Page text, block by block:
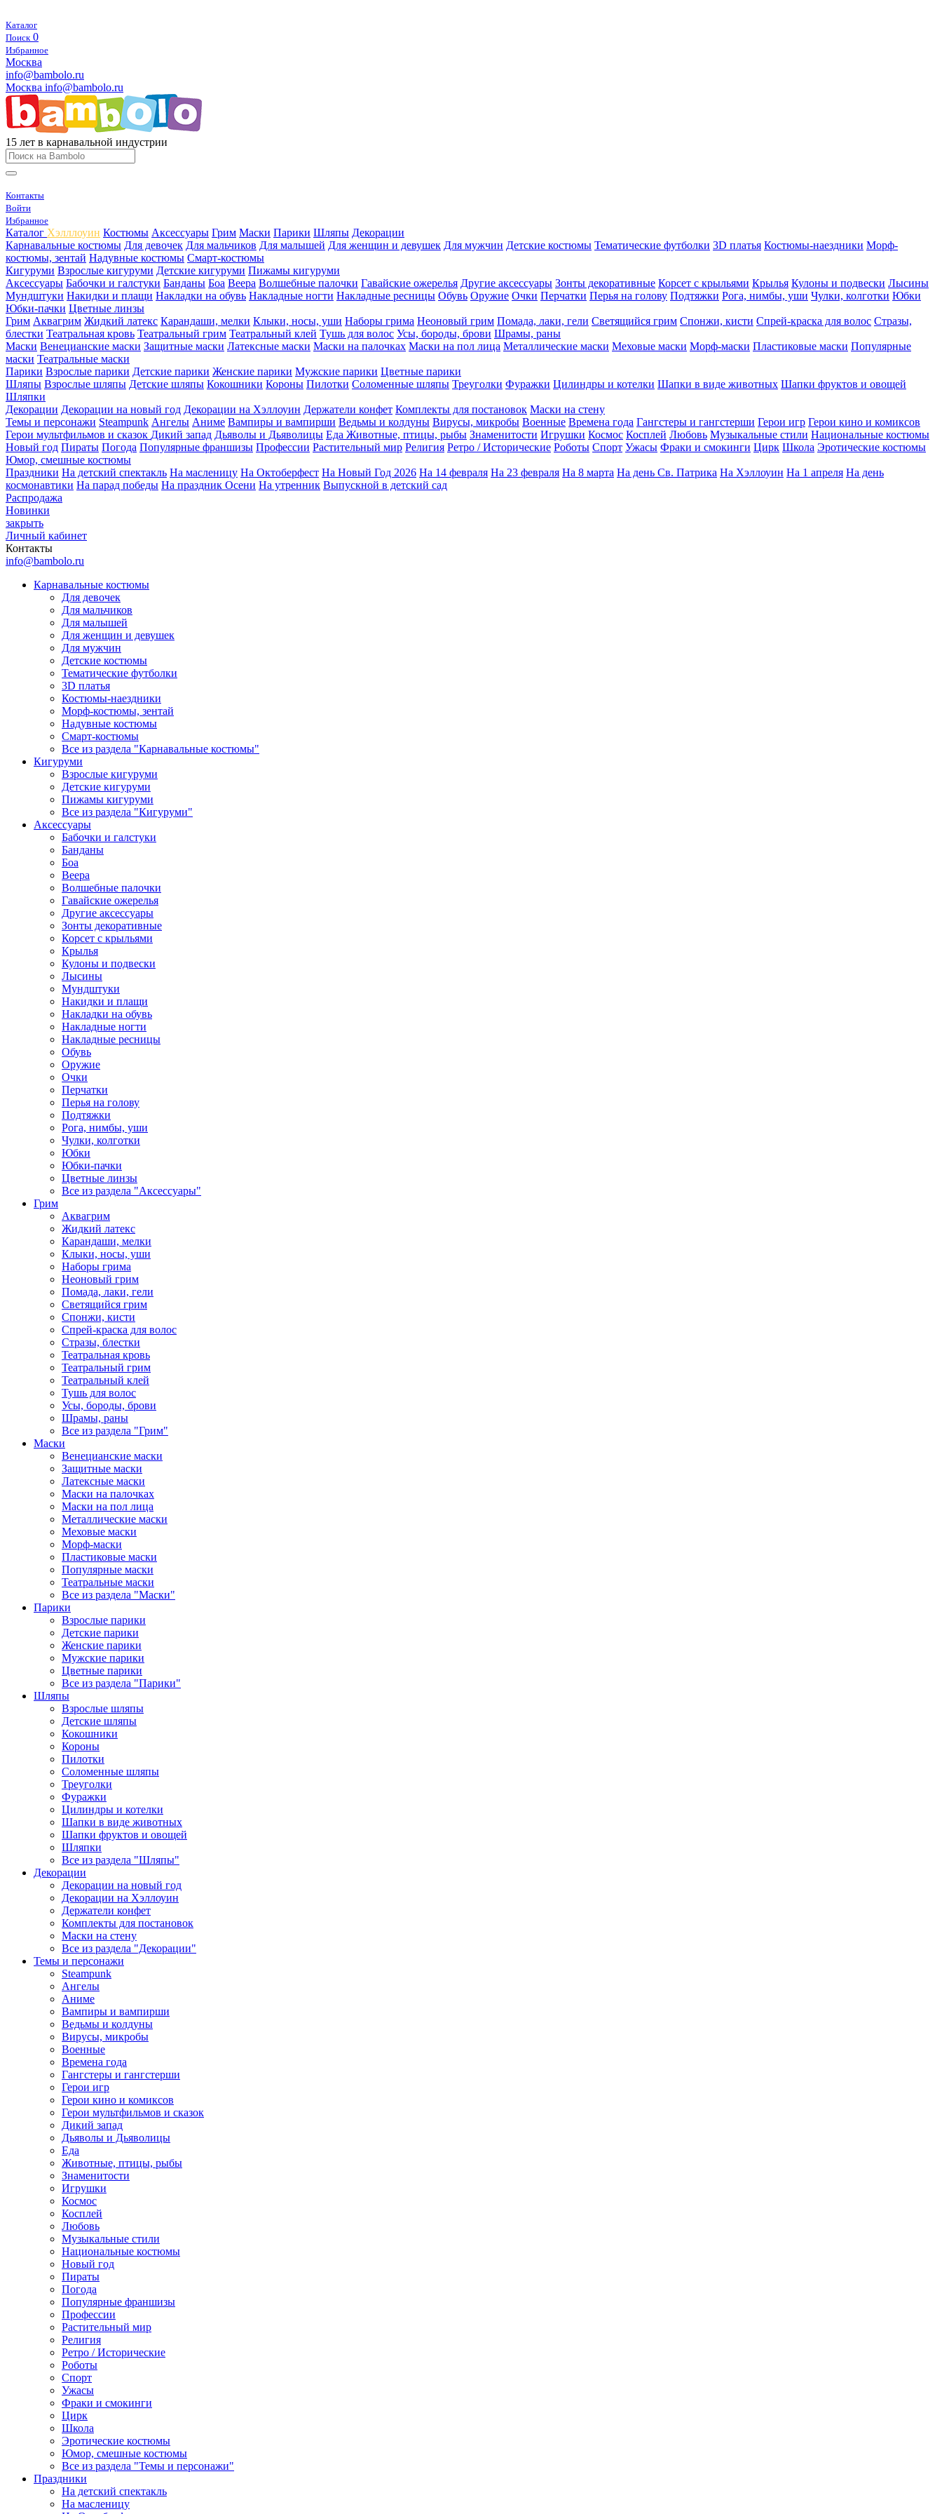
Каталог
Поиск 0
Избранное
Москва
info@bambolo.ru
Москва info@bambolo.ru
15 лет в карнавальной индустрии
Контакты
Войти
Избранное
Каталог Хэлллоуин Костюмы Аксессуары Грим Маски Парики Шляпы Декорации
Карнавальные костюмы Для девочек Для мальчиков Для малышей Для женщин и девушек Для мужчин Детские костюмы Тематические футболки 3D платья Костюмы-наездники Морф-
костюмы, зентай Надувные костюмы Смарт-костюмы
Кигуруми Взрослые кигуруми Детские кигуруми Пижамы кигуруми
Аксессуары Бабочки и галстуки Банданы Боа Веера Волшебные палочки Гавайские ожерелья Другие аксессуары Зонты декоративные Корсет с крыльями Крылья Кулоны и подвески Лысины
Мундштуки Накидки и плащи Накладки на обувь Накладные ногти Накладные ресницы Обувь Оружие Очки Перчатки Перья на голову Подтяжки Рога, нимбы, уши Чулки, колготки Юбки
Юбки-пачки Цветные линзы
Грим Аквагрим Жидкий латекс Карандаши, мелки Клыки, носы, уши Наборы грима Неоновый грим Помада, лаки, гели Светящийся грим Спонжи, кисти Спрей-краска для волос Стразы,
блестки Театральная кровь Театральный грим Театральный клей Тушь для волос Усы, бороды, брови Шрамы, раны
Маски Венецианские маски Защитные маски Латексные маски Маски на палочках Маски на пол лица Металлические маски Меховые маски Морф-маски Пластиковые маски Популярные
маски Театральные маски
Парики Взрослые парики Детские парики Женские парики Мужские парики Цветные парики
Шляпы Взрослые шляпы Детские шляпы Кокошники Короны Пилотки Соломенные шляпы Треуголки Фуражки Цилиндры и котелки Шапки в виде животных Шапки фруктов и овощей
Шляпки
Декорации Декорации на новый год Декорации на Хэллоуин Держатели конфет Комплекты для постановок Маски на стену
Темы и персонажи Steampunk Ангелы Аниме Вампиры и вампирши Ведьмы и колдуны Вирусы, микробы Военные Времена года Гангстеры и гангстерши Герои игр Герои кино и комиксов
Герои мультфильмов и сказок Дикий запад Дьяволы и Дьяволицы Еда Животные, птицы, рыбы Знаменитости Игрушки Космос Косплей Любовь Музыкальные стили Национальные костюмы
Новый год Пираты Погода Популярные франшизы Профессии Растительный мир Религия Ретро / Исторические Роботы Спорт Ужасы Фраки и смокинги Цирк Школа Эротические костюмы
Юмор, смешные костюмы
Праздники На детский спектакль На масленицу На Октоберфест На Новый Год 2026 На 14 февраля На 23 февраля На 8 марта На день Св. Патрика На Хэллоуин На 1 апреля На день
космонавтики На парад победы На праздник Осени На утренник Выпускной в детский сад
Распродажа
Новинки
закрыть
Личный кабинет
Контакты
info@bambolo.ru
Карнавальные костюмы
Для девочек
Для мальчиков
Для малышей
Для женщин и девушек
Для мужчин
Детские костюмы
Тематические футболки
3D платья
Костюмы-наездники
Морф-костюмы, зентай
Надувные костюмы
Смарт-костюмы
Все из раздела "Карнавальные костюмы"
Кигуруми
Взрослые кигуруми
Детские кигуруми
Пижамы кигуруми
Все из раздела "Кигуруми"
Аксессуары
Бабочки и галстуки
Банданы
Боа
Веера
Волшебные палочки
Гавайские ожерелья
Другие аксессуары
Зонты декоративные
Корсет с крыльями
Крылья
Кулоны и подвески
Лысины
Мундштуки
Накидки и плащи
Накладки на обувь
Накладные ногти
Накладные ресницы
Обувь
Оружие
Очки
Перчатки
Перья на голову
Подтяжки
Рога, нимбы, уши
Чулки, колготки
Юбки
Юбки-пачки
Цветные линзы
Все из раздела "Аксессуары"
Грим
Аквагрим
Жидкий латекс
Карандаши, мелки
Клыки, носы, уши
Наборы грима
Неоновый грим
Помада, лаки, гели
Светящийся грим
Спонжи, кисти
Спрей-краска для волос
Стразы, блестки
Театральная кровь
Театральный грим
Театральный клей
Тушь для волос
Усы, бороды, брови
Шрамы, раны
Все из раздела "Грим"
Маски
Венецианские маски
Защитные маски
Латексные маски
Маски на палочках
Маски на пол лица
Металлические маски
Меховые маски
Морф-маски
Пластиковые маски
Популярные маски
Театральные маски
Все из раздела "Маски"
Парики
Взрослые парики
Детские парики
Женские парики
Мужские парики
Цветные парики
Все из раздела "Парики"
Шляпы
Взрослые шляпы
Детские шляпы
Кокошники
Короны
Пилотки
Соломенные шляпы
Треуголки
Фуражки
Цилиндры и котелки
Шапки в виде животных
Шапки фруктов и овощей
Шляпки
Все из раздела "Шляпы"
Декорации
Декорации на новый год
Декорации на Хэллоуин
Держатели конфет
Комплекты для постановок
Маски на стену
Все из раздела "Декорации"
Темы и персонажи
Steampunk
Ангелы
Аниме
Вампиры и вампирши
Ведьмы и колдуны
Вирусы, микробы
Военные
Времена года
Гангстеры и гангстерши
Герои игр
Герои кино и комиксов
Герои мультфильмов и сказок
Дикий запад
Дьяволы и Дьяволицы
Еда
Животные, птицы, рыбы
Знаменитости
Игрушки
Космос
Косплей
Любовь
Музыкальные стили
Национальные костюмы
Новый год
Пираты
Погода
Популярные франшизы
Профессии
Растительный мир
Религия
Ретро / Исторические
Роботы
Спорт
Ужасы
Фраки и смокинги
Цирк
Школа
Эротические костюмы
Юмор, смешные костюмы
Все из раздела "Темы и персонажи"
Праздники
На детский спектакль
На масленицу